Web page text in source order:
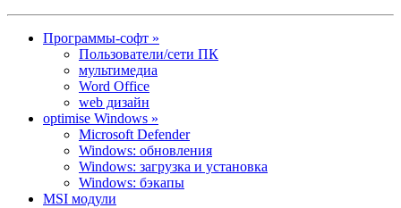
Программы-софт »
Пользователи/сети ПК
мультимедиа
Word Office
web дизайн
optimise Windows »
Microsoft Defender
Windows: обновления
Windows: загрузка и установка
Windows: бэкапы
MSI модули